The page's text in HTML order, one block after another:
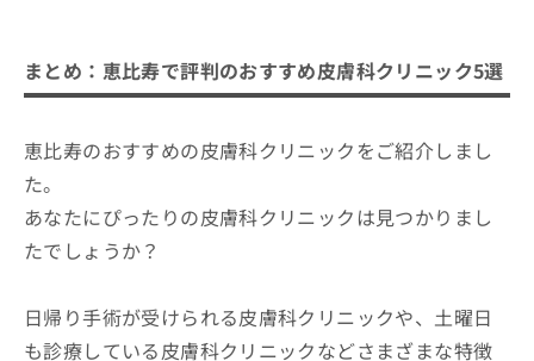
まとめ：恵比寿で評判のおすすめ皮膚科クリニック5選
恵比寿のおすすめの皮膚科クリニックをご紹介しまし
た。
あなたにぴったりの皮膚科クリニックは見つかりまし
たでしょうか？
日帰り手術が受けられる皮膚科クリニックや、土曜日
も診療している皮膚科クリニックなどさまざまな特徴